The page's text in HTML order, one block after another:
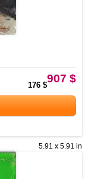
907 $
176 $
5.91 x 5.91 in